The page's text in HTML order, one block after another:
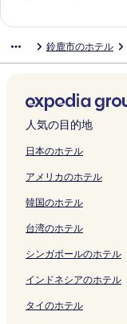
ン
ク
ジ
を
リ
ン
ク
リ
ン
リ
ン
開
く
ク
ー
ジ
く
リ
ン
ク
ペ
ー
開
く
リ
ン
の
ジ
を
開
く
ン
を
開
ン
ク
s
h
i
o
ペ
ジ
を
開
く
ン
e
S
h
m
z
c
h
o
n
a
b
o
c
h
の
ー
を
開
く
リ
ク
u
k
a
の
ペ
ジ
開
く
リ
ン
を
開
ン
ク
M
a
m
Y
k
a
i
c
h
の
ー
t
s
u
o
k
i
c
h
i
e
i
i
i
の
ペ
ー
を
く
リ
ン
ク
n
n
O
u
o
a
f
e
Y
m
r
u
k
a
h
o
の
ペ
ー
ジ
開
リ
y
H
o
e
の
ー
ジ
を
開
リ
ク
t
i
a
H
o
e
の
ペ
ー
ジ
開
リ
o
o
r
a
o
e
l
の
ペ
ジ
開
G
e
n
a
k
u
z
u
k
の
ー
鈴鹿市のホテル
人気の目的地
日本のホテル
アメリカのホテル
韓国のホテル
台湾のホテル
シンガポールのホテル
インドネシアのホテル
タイのホテル